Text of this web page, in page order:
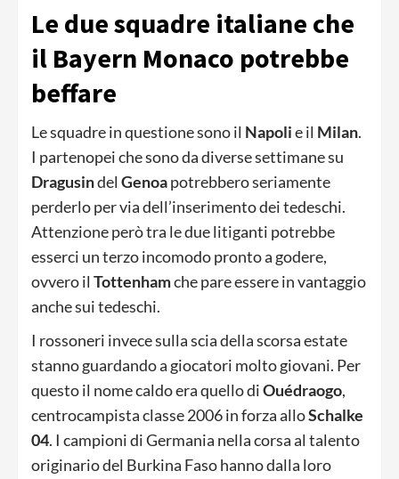
Le due squadre italiane che
il Bayern Monaco potrebbe
beffare
Le squadre in questione sono il Napolie il Milan.
I partenopei che sono da diverse settimane su
Dragusindel Genoapotrebbero seriamente
perderlo per via dell’inserimento dei tedeschi.
Attenzione però tra le due litiganti potrebbe
esserci un terzo incomodo pronto a godere,
ovvero il Tottenhamche pare essere in vantaggio
anche sui tedeschi.
I rossoneri invece sulla scia della scorsa estate
stanno guardando a giocatori molto giovani. Per
questo il nome caldo era quello diOuédraogo,
centrocampista classe 2006 in forza alloSchalke
04. I campioni di Germania nella corsa al talento
originario del Burkina Faso hanno dalla loro